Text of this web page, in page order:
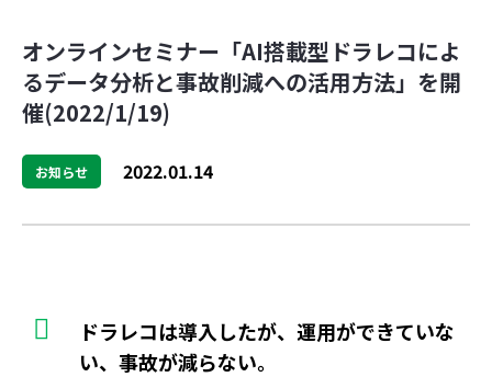
オンラインセミナー「AI搭載型ドラレコによ
るデータ分析と事故削減への活用方法」を開
催(2022/1/19)
お知らせ 2022.01.14
ドラレコは導入したが、運用ができていな
い、事故が減らない。